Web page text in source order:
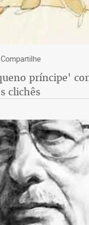
príncipe'
clichês